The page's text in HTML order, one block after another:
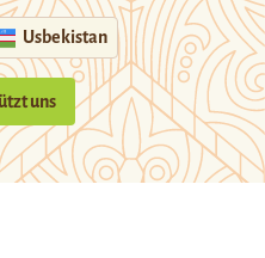
Usbekistan
uns